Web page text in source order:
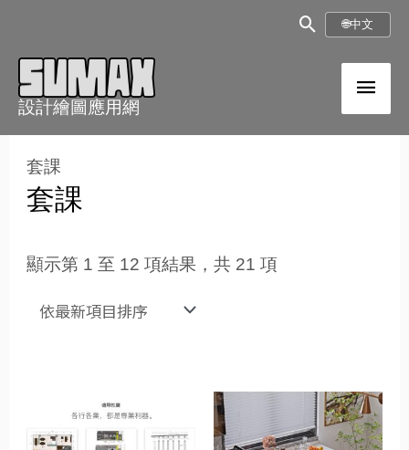
搜
🌐中文
設計繪圖應用網
主
選
套課
套課
顯示第 1 至 12 項結果，共 21 項
依
始
價
前
價
原
始
價
目
前
價